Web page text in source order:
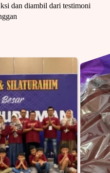
dan diambil dari testimoni